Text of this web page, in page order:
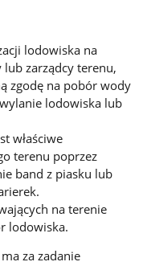
lodowiska na
lub zarządcy terenu,
zgodę na pobór wody
lodowiska lub
właściwe
terenu poprzez
band z piasku lub
na terenie
lodowiska.
za zadanie